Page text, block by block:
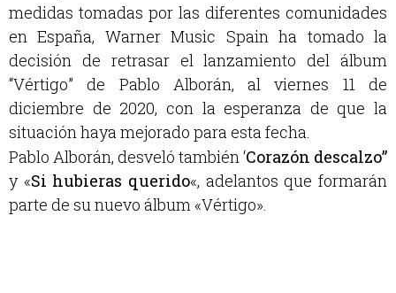
medidas tomadas por las diferentes comunidades
en España, Warner Music Spain ha tomado la
decisión de retrasar el lanzamiento del álbum
“Vértigo” de Pablo Alborán, al viernes 11 de
diciembre de 2020, con la esperanza de que la
situación haya mejorado para esta fecha.
Pablo Alborán, desveló también ‘Corazón descalzo”
y «Si hubieras querido«, adelantos que formarán
parte de su nuevo álbum «Vértigo».